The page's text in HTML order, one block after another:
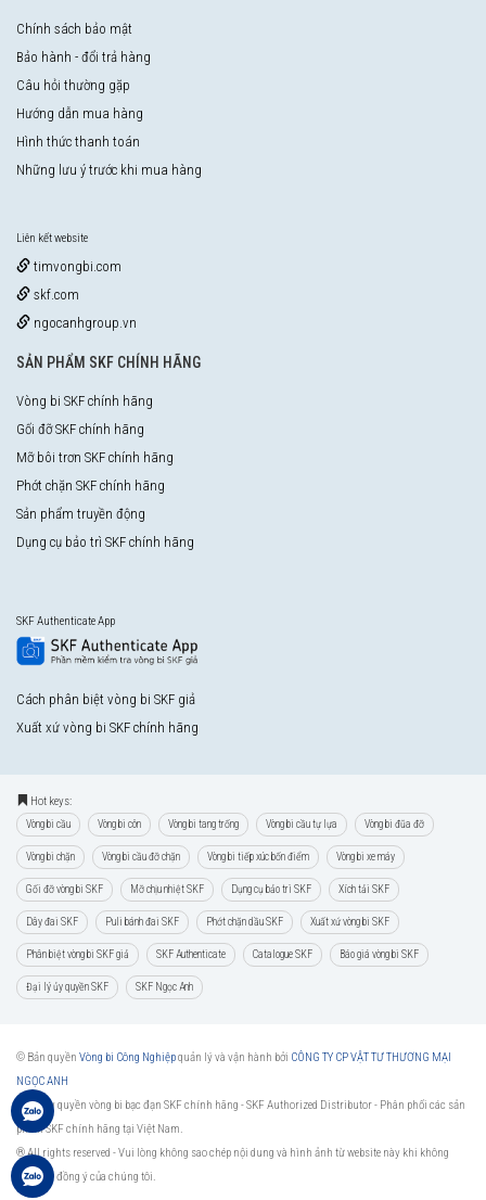
Chính sách bảo mật
Bảo hành - đổi trả hàng
Câu hỏi thường gặp
Hướng dẫn mua hàng
Hình thức thanh toán
Những lưu ý trước khi mua hàng
Liên kết website
timvongbi.com
skf.com
ngocanhgroup.vn
SẢN PHẨM SKF CHÍNH HÃNG
Vòng bi SKF chính hãng
Gối đỡ SKF chính hãng
Mỡ bôi trơn SKF chính hãng
Phớt chặn SKF chính hãng
Sản phẩm truyền động
Dụng cụ bảo trì SKF chính hãng
SKF Authenticate App
Cách phân biệt vòng bi SKF giả
Xuất xứ vòng bi SKF chính hãng
Hot keys:
Vòng bi cầu Vòng bi côn Vòng bi tang trống Vòng bi cầu tự lựa Vòng bi đũa đỡ
Vòng bi chặn Vòng bi cầu đỡ chặn Vòng bi tiếp xúc bốn điểm Vòng bi xe máy
Gối đỡ vòng bi SKF Mỡ chịu nhiệt SKF Dụng cụ bảo trì SKF Xích tải SKF
Dây đai SKF Puli bánh đai SKF Phớt chặn dầu SKF Xuất xứ vòng bi SKF
Phân biệt vòng bi SKF giả SKF Authenticate Catalogue SKF Báo giá vòng bi SKF
Đại lý ủy quyền SKF SKF Ngọc Anh
© Bản quyền Vòng bi Công Nghiệpquản lý và vận hành bởi CÔNG TY CP VẬT TƯ THƯƠNG MẠI
NGỌC ANH
Đại lý ủy quyền vòng bi bạc đạn SKF chính hãng -SKF Authorized Distributor- Phân phối các sản
phẩm SKF chính hãng tại Việt Nam.
® All rights reserved - Vui lòng không sao chép nội dung và hình ảnh từ website này khi không
được sự đồng ý của chúng tôi.